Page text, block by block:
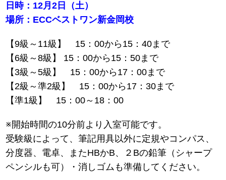
日時：12月2日（土）
場所：ECCベストワン新金岡校
【9級～11級】 15：00から15：40まで
【6級～8級】 15：00から15：50まで
【3級～5級】 15：00から17：00まで
【2級～準2級】 15：00から17：30まで
【準1級】 15：00～18：00
※開始時間の10分前より入室可能です。
受験級によって、筆記用具以外に定規やコンパス、
分度器、電卓、またHBかB、２Bの鉛筆（シャープ
ペンシルも可）・消しゴムも準備してください。